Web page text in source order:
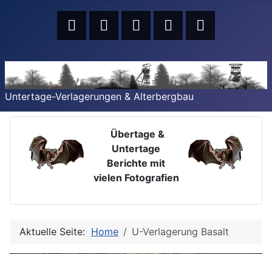
Untertage-Verlagerungen & Alterbergbau
Übertage &
Untertage
Berichte mit
vielen Fotografien
Aktuelle Seite: Home U-Verlagerung Basalt